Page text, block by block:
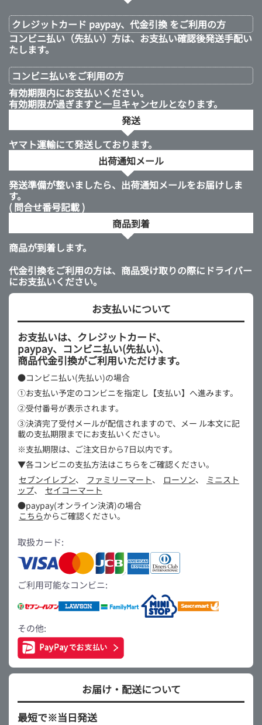
クレジットカード paypay、代金引換 をご利用の方
コンビニ払い（先払い）方は、お支払い確認後発送手配い
たします。
コンビニ払いをご利用の方
有効期限内にお支払いください。
有効期限が過ぎますと一旦キャンセルとなります。
発送
ヤマト運輸にて発送しております。
出荷通知メール
発送準備が整いましたら、出荷通知メールをお届けしま
す。
( 問合せ番号記載 )
商品到着
商品が到着します。
代金引換をご利用の方は、商品受け取りの際にドライバー
にお支払いください。
お支払いについて
お支払いは、クレジットカード、
paypay、コンビニ払い(先払い)、
商品代金引換がご利用いただけます。
●コンビニ払い(先払い)の場合
①お支払い予定のコンビニを指定し【支払い】へ進みます。
②受付番号が表示されます。
③決済完了受付メールが配信されますので、メー ル本文に記
載の支払期限までにお支払いください。
※支払期限は、ご注文日から7日以内です。
▼各コンビニの支払方法はこちらをご確認ください。
セブンイレブン、 ファミリーマート、 ローソン、
ミニスト
ップ、
セイコーマート
●paypay(オンライン決済)の場合
こちらからご確認ください。
取扱カード:
ご利用可能なコンビニ:
その他:
お届け・配送について
最短で※当日発送